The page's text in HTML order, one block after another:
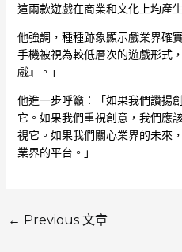
這兩款遊戲在商業和文化上均產
他強調，種種跡象顯示戲業界確
手機被視為較低層次的遊戲形式
戲』。」
他進一步呼籲：「如果我們讚揚
它。如果我們重視創意，我們應
視它。如果我們關心業界的未來
業界的平台。」
← Previous 文章